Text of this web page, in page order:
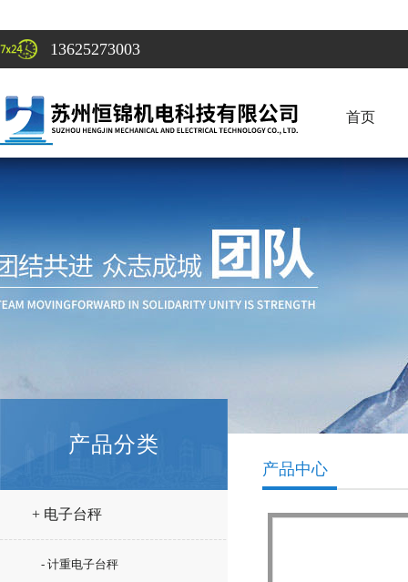
13625273003
首页
产品分类
+ 电子台秤
- 计重电子台秤
产品中心